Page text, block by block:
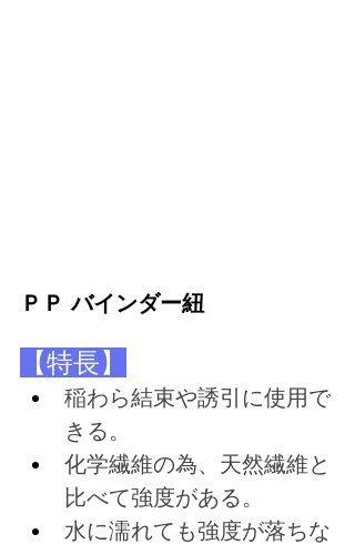
ＰＰ バインダー紐
【特長】
稲わら結束や誘引に使用で
きる。
化学繊維の為、天然繊維と
比べて強度がある。
水に濡れても強度が落ちな